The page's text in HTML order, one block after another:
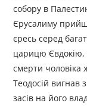
собору в
Єрусалиму
єресь серед
царицю Євдокію,
смерти чоловіка
Теодосій вигнав
засів на його